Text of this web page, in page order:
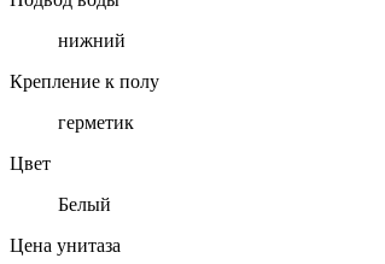
нижний
Крепление к полу
герметик
Цвет
Белый
Цена унитаза